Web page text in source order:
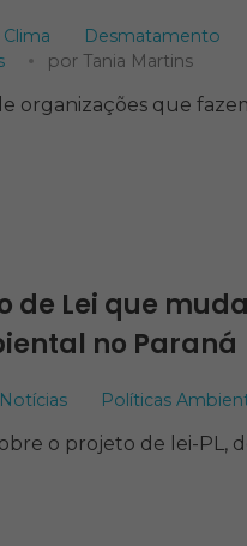
Clima Desmatamento
por Tania Martins
organizações que
de Lei que
no Paraná
Notícias Políticas
o projeto de lei-PL,